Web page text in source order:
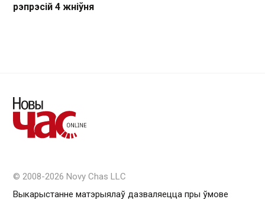
рэпрэсій 4 жніўня
© 2008-2026 Novy Chas LLC
Выкарыстанне матэрыялаў дазваляецца пры ўмове